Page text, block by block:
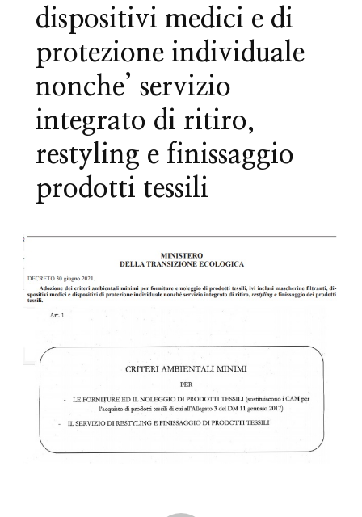
dispositivi medici e di
protezione individuale
nonche’ servizio
integrato di ritiro,
restyling e finissaggio
prodotti tessili